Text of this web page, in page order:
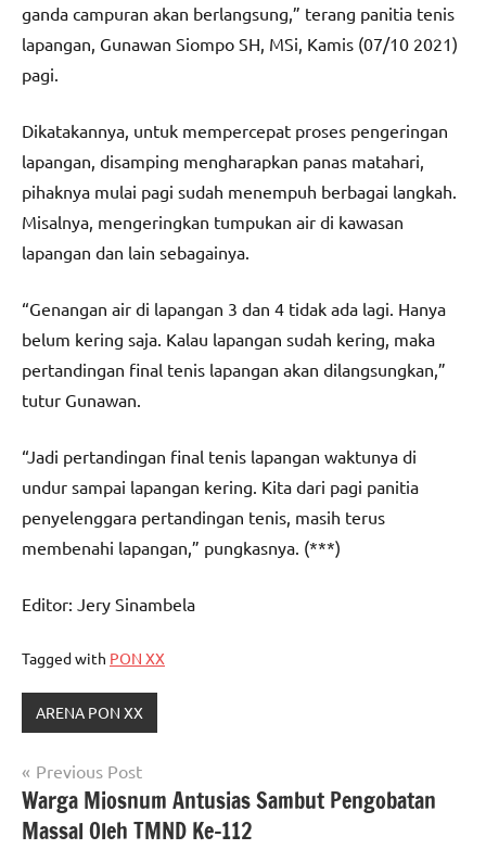
ganda campuran akan berlangsung,” terang panitia tenis
lapangan, Gunawan Siompo SH, MSi, Kamis (07/10 2021)
pagi.
Dikatakannya, untuk mempercepat proses pengeringan
lapangan, disamping mengharapkan panas matahari,
pihaknya mulai pagi sudah menempuh berbagai langkah.
Misalnya, mengeringkan tumpukan air di kawasan
lapangan dan lain sebagainya.
“Genangan air di lapangan 3 dan 4 tidak ada lagi. Hanya
belum kering saja. Kalau lapangan sudah kering, maka
pertandingan final tenis lapangan akan dilangsungkan,”
tutur Gunawan.
“Jadi pertandingan final tenis lapangan waktunya di
undur sampai lapangan kering. Kita dari pagi panitia
penyelenggara pertandingan tenis, masih terus
membenahi lapangan,” pungkasnya. (***)
Editor: Jery Sinambela
Tagged with PON XX
ARENA PON XX
Navigasi
pos
Previous Post
Warga Miosnum Antusias Sambut Pengobatan
Massal Oleh TMND Ke-112